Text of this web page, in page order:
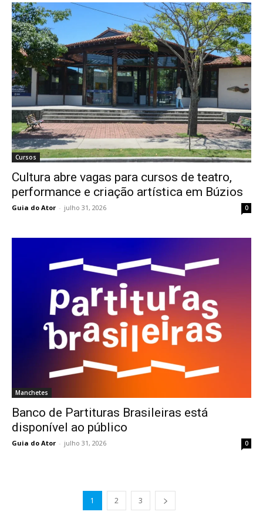
Cursos
Cultura abre vagas para cursos de teatro,
performance e criação artística em Búzios
Guia do Ator - julho 31, 2026 0
Manchetes
Banco de Partituras Brasileiras está
disponível ao público
Guia do Ator - julho 31, 2026 0
1 2 3